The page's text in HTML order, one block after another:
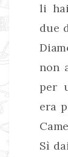
li
due
non
per
era
Sì